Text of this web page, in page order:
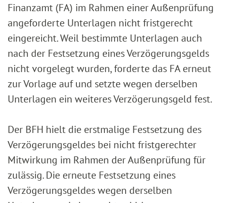
Finanzamt (FA) im Rahmen einer Außenprüfung
angeforderte Unterlagen nicht fristgerecht
eingereicht. Weil bestimmte Unterlagen auch
nach der Festsetzung eines Verzögerungsgelds
nicht vorgelegt wurden, forderte das FA erneut
zur Vorlage auf und setzte wegen derselben
Unterlagen ein weiteres Verzögerungsgeld fest.
Der BFH hielt die erstmalige Festsetzung des
Verzögerungsgeldes bei nicht fristgerechter
Mitwirkung im Rahmen der Außenprüfung für
zulässig. Die erneute Festsetzung eines
Verzögerungsgeldes wegen derselben